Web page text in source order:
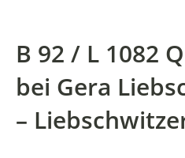
B 92 / L 1082
bei Gera
–